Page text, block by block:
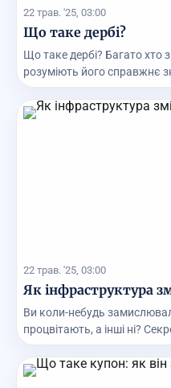
22 трав. '25, 03:00
Що таке дербі?
Що таке дербі? Багато хто
розуміють його справжнє
22 трав. '25, 03:00
Як інфраструктура
Ви коли-небудь
процвітають, а інші ні?